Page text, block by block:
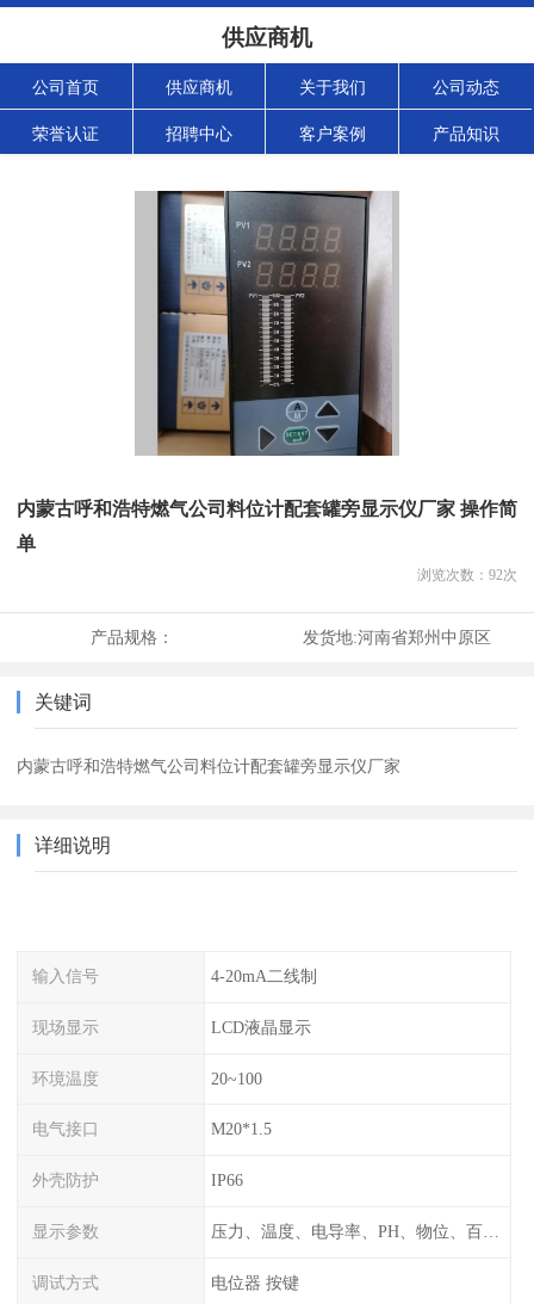
供应商机
公司首页 供应商机 关于我们 公司动态
荣誉认证 招聘中心 客户案例 产品知识
内蒙古呼和浩特燃气公司料位计配套罐旁显示仪厂家 操作简
单
浏览次数： 92次
产品规格： 发货地:河南省郑州中原区
关键词
内蒙古呼和浩特燃气公司料位计配套罐旁显示仪厂家
详细说明
输入信号 4-20mA二线制
现场显示 LCD液晶显示
环境温度 20~100
电气接口 M20*1.5
外壳防护 IP66
显示参数 压力、温度、电导率、PH、物位、百分比率
调试方式 电位器 按键